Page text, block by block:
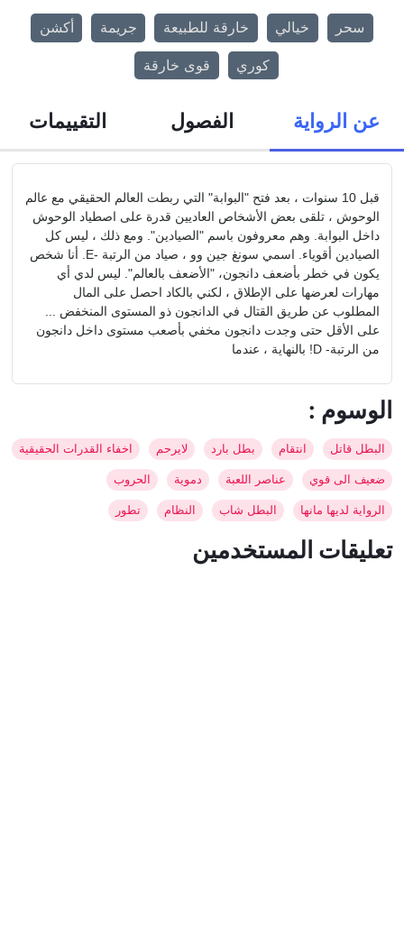
أكشن جريمة خارقة للطبيعة خيالي سحر
قوى خارقة كوري
عن الرواية الفصول التقييمات
قبل 10 سنوات ، بعد فتح "البوابة" التي ربطت العالم الحقيقي مع عالم
الوحوش ، تلقى بعض الأشخاص العاديين قدرة على اصطياد الوحوش
داخل البوابة. وهم معروفون باسم "الصيادين". ومع ذلك ، ليس كل
الصيادين أقوياء. اسمي سونغ جين وو ، صياد من الرتبة -E. أنا شخص
يكون في خطر بأضعف دانجون، "الأضعف بالعالم". ليس لدي أي
مهارات لعرضها على الإطلاق ، لكني بالكاد احصل على المال
المطلوب عن طريق القتال في الدانجون ذو المستوى المنخفض ...
على الأقل حتى وجدت دانجون مخفي بأصعب مستوى داخل دانجون
من الرتبة- D! بالنهاية ، عندما
: الوسوم
البطل قاتل انتقام بطل بارد لايرحم اخفاء القدرات الحقيقية
ضعيف الى قوي عناصر اللعبة دموية الحروب
الرواية لديها مانها البطل شاب النظام تطور
تعليقات المستخدمين